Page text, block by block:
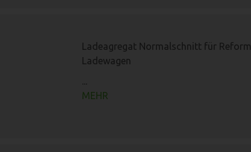
Ladeagregat Normalschnitt für Reform
Ladewagen
...
MEHR